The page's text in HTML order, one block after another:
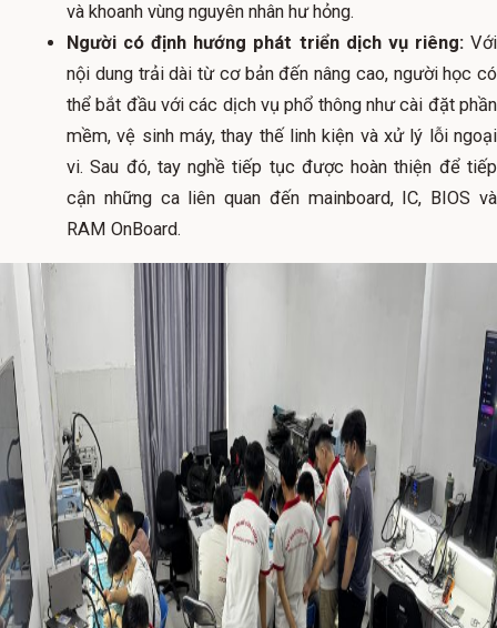
và khoanh vùng nguyên nhân hư hỏng.
Người có định hướng phát triển dịch vụ riêng:Với
nội dung trải dài từ cơ bản đến nâng cao, người học có
thể bắt đầu với các dịch vụ phổ thông như cài đặt phần
mềm, vệ sinh máy, thay thế linh kiện và xử lý lỗi ngoại
vi. Sau đó, tay nghề tiếp tục được hoàn thiện để tiếp
cận những ca liên quan đến mainboard, IC, BIOS và
RAM OnBoard.